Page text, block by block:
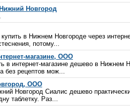
Новгород
в Нижнем Новгороде через
потому...
магазине, ООО
в интернет-магазине дешево в Нижнем
без рецептов мож...
ООО
Новгород Сиалис дешево
таблетку. Раз...